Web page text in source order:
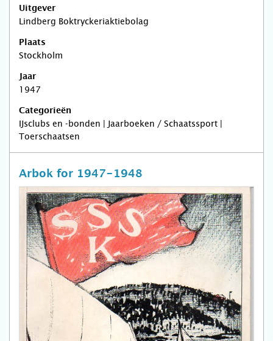
Uitgever
Lindberg Boktryckeriaktiebolag
Plaats
Stockholm
Jaar
1947
Categorieën
IJsclubs en -bonden | Jaarboeken / Schaatssport |
Toerschaatsen
Arbok for 1947-1948